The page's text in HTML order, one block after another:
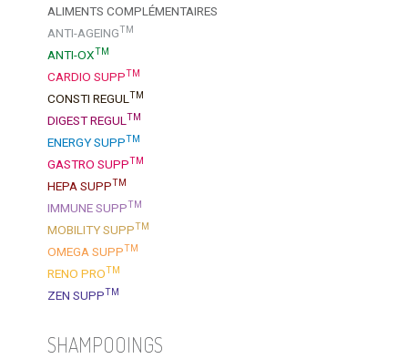
ALIMENTS COMPLÉMENTAIRES
ANTI-AGEINGTM
ANTI-OXTM
CARDIO SUPPTM
CONSTI REGULTM
DIGEST REGULTM
ENERGY SUPPTM
GASTRO SUPPTM
HEPA SUPPTM
IMMUNE SUPPTM
MOBILITY SUPPTM
OMEGA SUPPTM
RENO PROTM
ZEN SUPPTM
SHAMPOOINGS